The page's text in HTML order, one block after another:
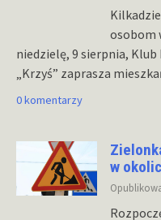
osobom
niedzielę, 9 sierpnia,
„Krzyś” zaprasza
0 komentarzy
w